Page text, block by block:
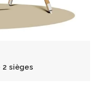
2 sièges